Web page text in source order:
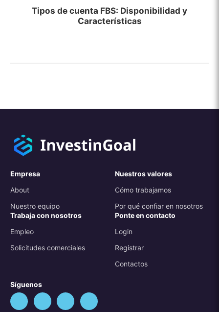
Tipos de cuenta FBS: Disponibilidad y
Características
Empresa
About
Nuestro equipo
Nuestros valores
Cómo trabajamos
Por qué confiar en nosotros
Trabaja con nosotros
Empleo
Solicitudes comerciales
Ponte en contacto
Login
Registrar
Contactos
Síguenos